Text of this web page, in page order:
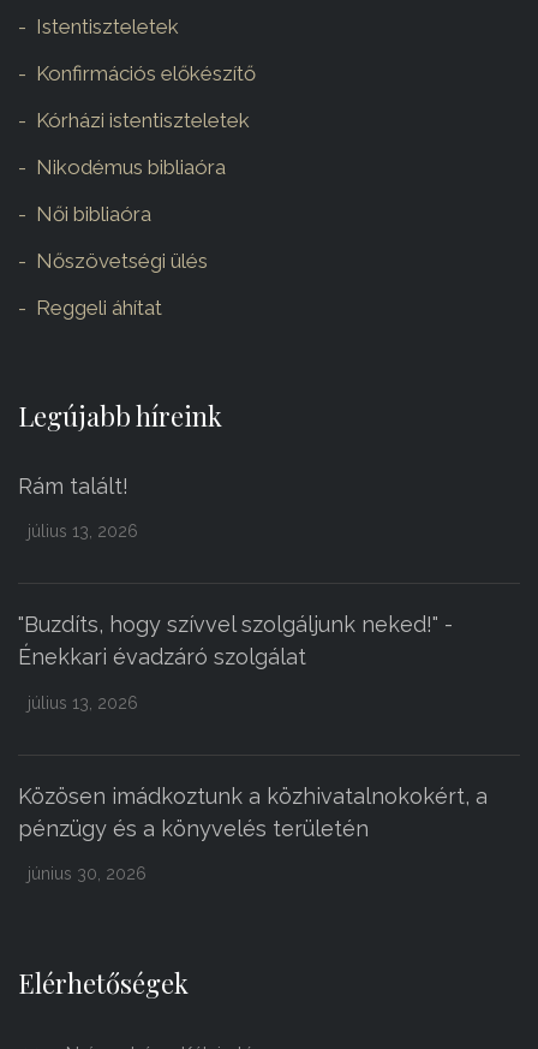
Istentiszteletek
Konfirmációs előkészítő
Kórházi istentiszteletek
Nikodémus bibliaóra
Női bibliaóra
Nőszövetségi ülés
Reggeli áhítat
Legújabb híreink
Rám talált!
július 13, 2026
"Buzdíts, hogy szívvel szolgáljunk neked!" -
Énekkari évadzáró szolgálat
július 13, 2026
Közösen imádkoztunk a közhivatalnokokért, a
pénzügy és a könyvelés területén
június 30, 2026
Elérhetőségek